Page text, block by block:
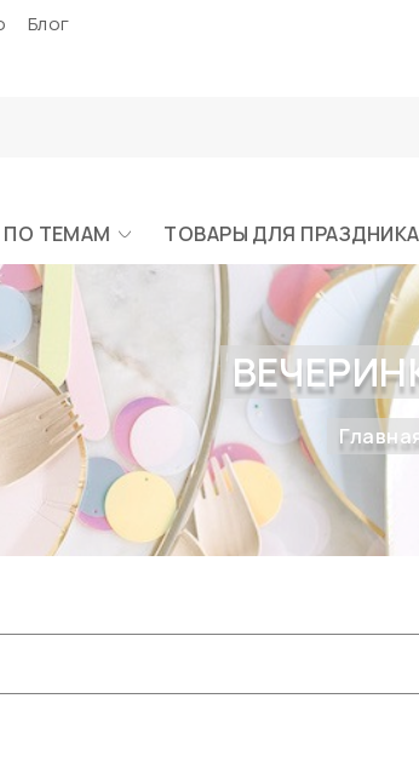
Блог
ПО ТЕМАМ ТОВАРЫ ДЛЯ ПРАЗДНИКА